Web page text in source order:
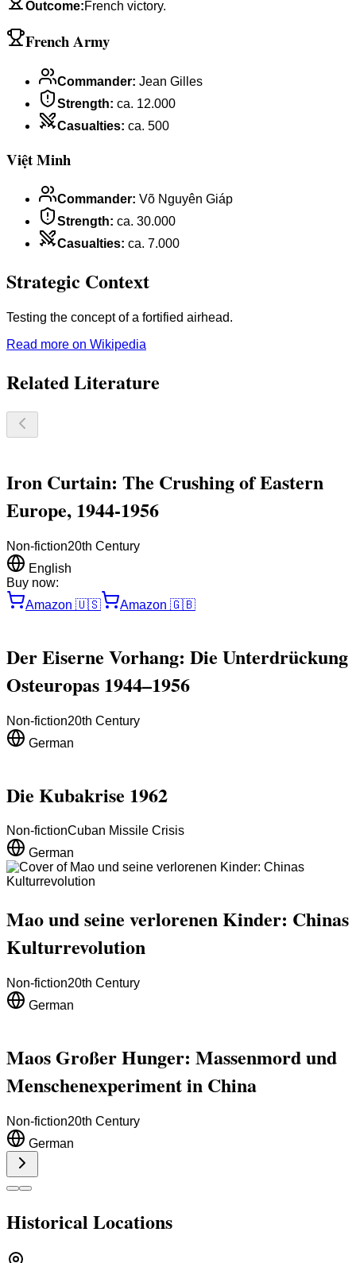
Outcome:French victory.
French Army
Commander: Jean Gilles
Strength: ca. 12.000
Casualties: ca. 500
Việt Minh
Commander: Võ Nguyên Giáp
Strength: ca. 30.000
Casualties: ca. 7.000
Strategic Context
Testing the concept of a fortified airhead.
Read more on Wikipedia
Related Literature
Iron Curtain: The Crushing of Eastern
Europe, 1944-1956
Non-fiction20th Century
English
Buy now:
Amazon 🇺🇸 Amazon 🇬🇧
Der Eiserne Vorhang: Die Unterdrückung
Osteuropas 1944–1956
Non-fiction20th Century
German
Die Kubakrise 1962
Non-fictionCuban Missile Crisis
German
Mao und seine verlorenen Kinder: Chinas
Kulturrevolution
Non-fiction20th Century
German
Maos Großer Hunger: Massenmord und
Menschenexperiment in China
Non-fiction20th Century
German
Historical Locations